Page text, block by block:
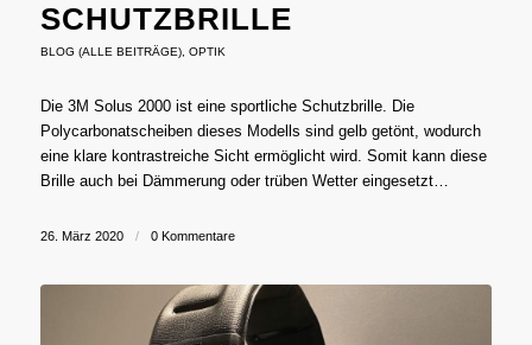
SCHUTZBRILLE
BLOG (ALLE BEITRÄGE), OPTIK
Die 3M Solus 2000 ist eine sportliche Schutzbrille. Die
Polycarbonatscheiben dieses Modells sind gelb getönt, wodurch
eine klare kontrastreiche Sicht ermöglicht wird. Somit kann diese
Brille auch bei Dämmerung oder trüben Wetter eingesetzt…
26. März 2020 / 0 Kommentare